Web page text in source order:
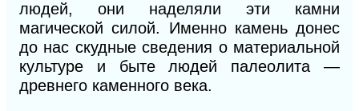
людей, они наделяли эти камни
магической силой. Именно камень донес
до нас скудные сведения о материальной
культуре и быте людей палеолита —
древнего каменного века.